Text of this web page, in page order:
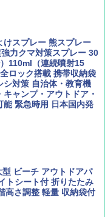
「南アルプス大全」
野道夫 夢見る旅
）2026年9月号【特
年を祝して！
】
コ ポーランド スロヴ
タリア 2026～2027 地
パ
グッズ 災害用トイレ ビ
ざましテレビで紹介》
幅200 2-3人用 43
ッとテント ブラックコ
ーズ メッシュ 3-4人用
プテント エクルベージ
けスプレー 熊スプレー
強力クマ対策スプレー 30
110ml（連続噴射15
ロック搭載 携帯収納袋
シ対策 自治体・教育機
ャンプ・アウトドア・
能 緊急時用 日本国内発
ビーチ アウトドアパ
トシート付 折りたたみ
高さ調整 軽量 収納袋付